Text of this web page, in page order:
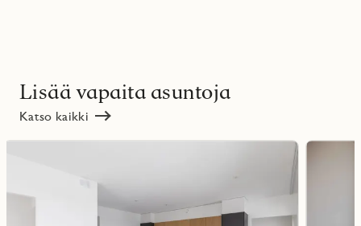
Lisää vapaita asuntoja
Katso kaikki
Lue